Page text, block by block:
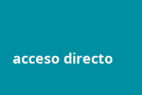
acceso directo